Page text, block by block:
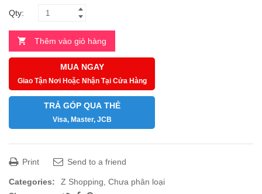
Qty:
Thêm vào giỏ hàng
MUA NGAY
Giao Tận Nơi Hoặc Nhận Tại Cửa Hàng
TRẢ GÓP QUA THẺ
Visa, Master, JCB
Print Send to a friend
Categories: Z Shopping, Chưa phân loại